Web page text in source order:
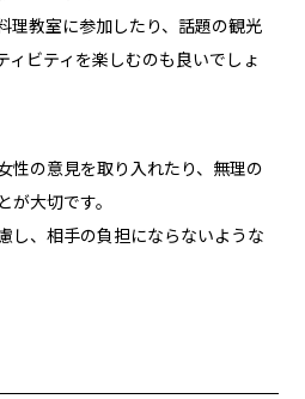
理教室に参加したり、話題の観光
ィビティを楽しむのも良いでしょ
性の意見を取り入れたり、無理の
が大切です。
し、相手の負担にならないような